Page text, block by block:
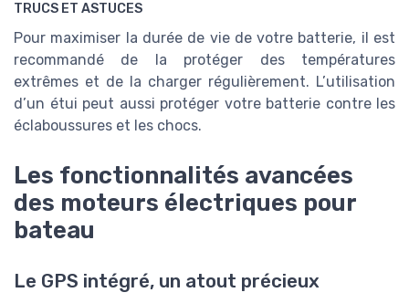
TRUCS ET ASTUCES
Pour maximiser la durée de vie de votre batterie, il est
recommandé de la protéger des températures
extrêmes et de la charger régulièrement. L’utilisation
d’un étui peut aussi protéger votre batterie contre les
éclaboussures et les chocs.
Les fonctionnalités avancées
des moteurs électriques pour
bateau
Le GPS intégré, un atout précieux